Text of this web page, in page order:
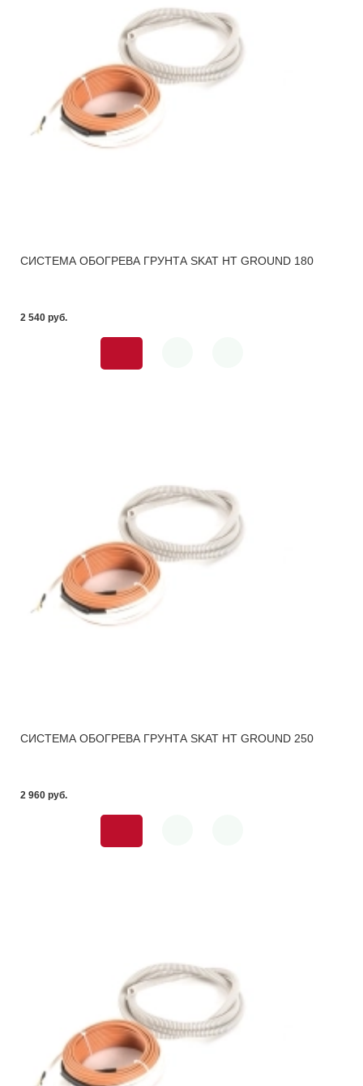
СИСТЕМА ОБОГРЕВА ГРУНТА SKAT HT GROUND 180
2 540 pуб.
СИСТЕМА ОБОГРЕВА ГРУНТА SKAT HT GROUND 250
2 960 pуб.